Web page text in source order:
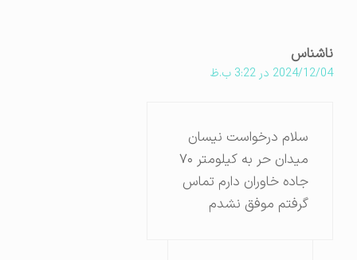
ناشناس
2024/12/04 در 3:22 ب.ظ
سلام درخواست نیسان
میدان حر به کیلومتر ۷۰
جاده خاوران دارم تماس
گرفتم موفق نشدم